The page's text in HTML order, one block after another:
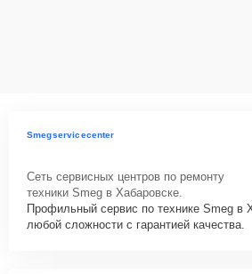
Smegservicecenter
Сеть сервисных центров по ремонту
техники Smeg в Хабаровске.
Профильный сервис по технике Smeg в
любой сложности с гарантией качества.